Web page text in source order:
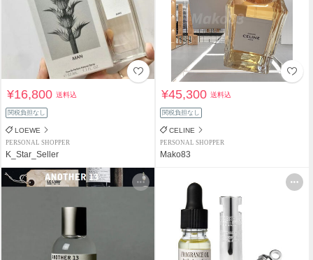
¥16,800送料込
関税負担なし
LOEWE
PERSONAL SHOPPER
K_Star_Seller
¥45,300送料込
関税負担なし
CELINE
PERSONAL SHOPPER
Mako83